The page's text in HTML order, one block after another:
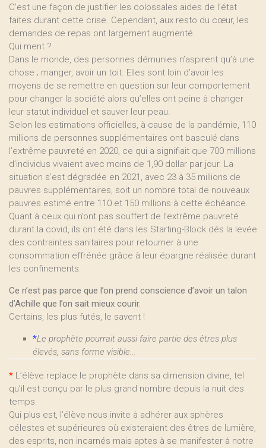
C’est une façon de justifier les colossales aides de l’état
faites durant cette crise. Cependant, aux resto du cœur, les
demandes de repas ont largement augmenté.
Qui ment ?
Dans le monde, des personnes démunies n’aspirent qu’à une
chose ; manger, avoir un toit. Elles sont loin d’avoir les
moyens de se remettre en question sur leur comportement
pour changer la société alors qu’elles ont peine à changer
leur statut individuel et sauver leur peau.
Selon les estimations officielles, à cause de la pandémie, 110
millions de personnes supplémentaires ont basculé dans
l’extrême pauvreté en 2020, ce qui a signifiait que 700 millions
d’individus vivaient avec moins de 1,90 dollar par jour. La
situation s’est dégradée en 2021, avec 23 à 35 millions de
pauvres supplémentaires, soit un nombre total de nouveaux
pauvres estimé entre 110 et 150 millions à cette échéance.
Quant à ceux qui n’ont pas souffert de l’extrême pauvreté
durant la covid, ils ont été dans les Starting-Block dés la levée
des contraintes sanitaires pour retourner à une
consommation effrénée grâce à leur épargne réalisée durant
les confinements.
Ce n’est pas parce que l’on prend conscience d’avoir un talon
d’Achille que l’on sait mieux courir.
Certains, les plus futés, le savent !
*Le prophète pourrait aussi faire partie des êtres plus
élevés, sans forme visible...
* L’élève replace le prophète dans sa dimension divine, tel
qu’il est conçu par le plus grand nombre depuis la nuit des
temps.
Qui plus est, l’élève nous invite à adhérer aux sphères
célestes et supérieures où existeraient des êtres de lumière,
des esprits, non incarnés mais aptes à se manifester à notre